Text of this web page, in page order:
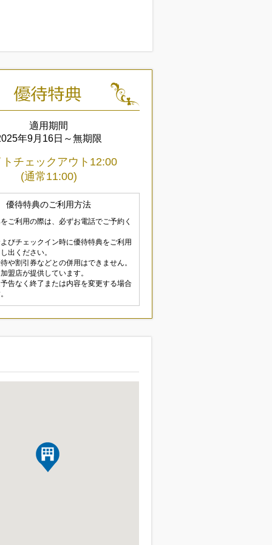
適用期間
年9月16日～無期限
トチェックアウト12:00
(通常11:00)
優待特典のご利用方法
をご利用の際は、必ずお電話でご予約く
よびチェックイン時に優待特典をご利用
出ください。
待や割引券などとの併用はできません。
盟店が提供しています。
予告なく終了または内容を変更する場合